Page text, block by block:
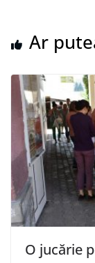
Ar
O jucărie